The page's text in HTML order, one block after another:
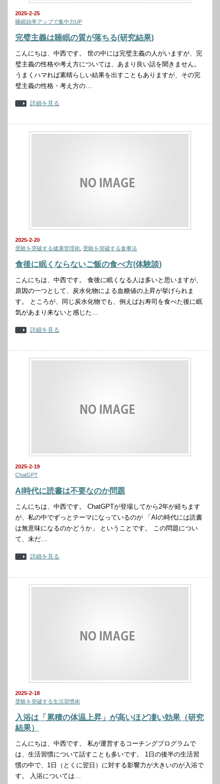
2025-2-25
睡眠効率アップで集中力UP
完璧主義は睡眠の質が落ちる(研究結果)
こんにちは、中西です。 世の中には完璧主義の人がいますが、完
璧主義の性格や考え方については、あまり良い話を聞きません。
うまくハマれば素晴らしい結果を出すこともありますが、その完
璧主義の性格・考え方の…
詳細を見る
2025-2-20
受験を突破する健康管理術 受験を突破する食事法
食後に眠くならないご飯の食べ方(体験談)
こんにちは、中西です。 食後に眠くなる人は多いと思いますが、
原因の一つとして、炭水化物による血糖値の上昇が挙げられま
す。 ところが、同じ炭水化物でも、例えばお寿司を食べた後に眠
気があまり来ないと感じた…
詳細を見る
2025-2-19
ChatGPT
AI時代に読書は不要なのか問題
こんにちは、中西です。 ChatGPTが登場してから2年が経ちます
が、私の中でずっとテーマになっているのが 「AIの時代には読書
は無意味になるのかどうか」 ということです。 この問題につい
て、未だ…
詳細を見る
2025-2-18
受験を突破する生活習慣術
入浴は「累積の体温上昇」が高いほど凄い効果（研究
結果）
こんにちは、中西です。 私が運営するコーチングプログラムで
は、生活習慣について話すことも多いです。 1日の後半の生活習
慣の中で、1日（とくに翌日）に対する影響力が大きいのが入浴で
す。 入浴については…